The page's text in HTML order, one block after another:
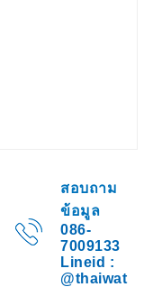
สอบถาม
ข้อมูล
086-
7009133
Lineid :
@thaiwat